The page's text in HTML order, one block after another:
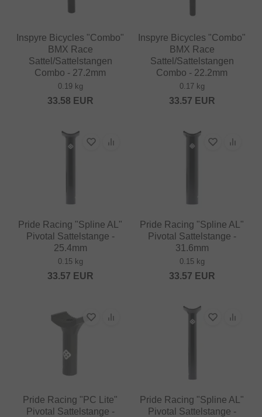
Inspyre Bicycles "Combo"
BMX Race
Sattel/Sattelstangen
Combo - 27.2mm
0.19 kg
33.58 EUR
Inspyre Bicycles "Combo"
BMX Race
Sattel/Sattelstangen
Combo - 22.2mm
0.17 kg
33.57 EUR
Pride Racing "Spline AL"
Pivotal Sattelstange -
25.4mm
0.15 kg
33.57 EUR
Pride Racing "Spline AL"
Pivotal Sattelstange -
31.6mm
0.15 kg
33.57 EUR
Pride Racing "PC Lite"
Pivotal Sattelstange -
Pride Racing "Spline AL"
Pivotal Sattelstange -